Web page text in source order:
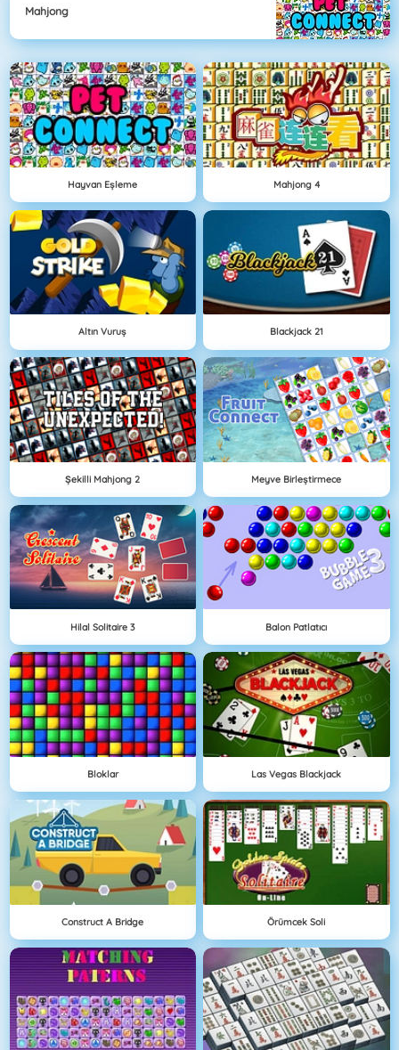
Mahjong
Hayvan Eşleme Mahjong 4
Altın Vuruş Blackjack 21
Şekilli Mahjong 2 Meyve Birleştirmece
Hilal Solitaire 3 Balon Patlatıcı
Bloklar Las Vegas Blackjack
Construct A Bridge Örümcek Soli